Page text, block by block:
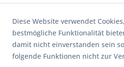
Diese Website verwendet
bestmögliche Funktionalität
damit nicht einverstanden sein
folgende Funktionen nicht zur